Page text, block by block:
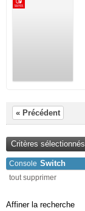
« Précédent
Critères sélectionnés
Console Switch
tout supprimer
Affiner la recherche